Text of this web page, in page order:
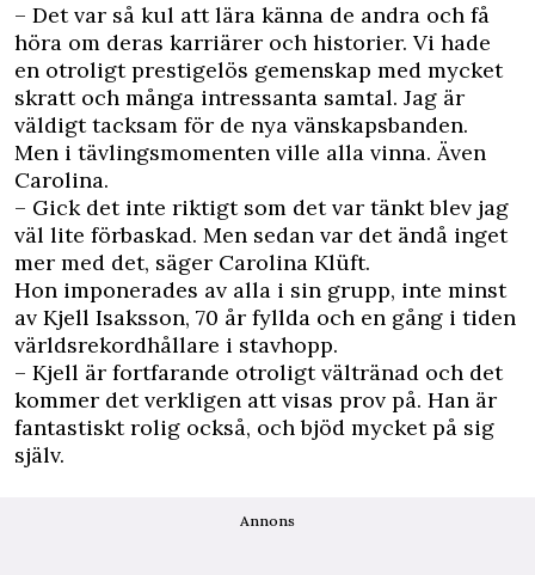
– Det var så kul att lära känna de andra och få
höra om deras karriärer och historier. Vi hade
en otroligt prestigelös gemenskap med mycket
skratt och många intressanta samtal. Jag är
väldigt tacksam för de nya vänskapsbanden.
Men i tävlingsmomenten ville alla vinna. Även
Carolina.
– Gick det inte riktigt som det var tänkt blev jag
väl lite förbaskad. Men sedan var det ändå inget
mer med det, säger Carolina Klüft.
Hon imponerades av alla i sin grupp, inte minst
av Kjell Isaksson, 70 år fyllda och en gång i tiden
världsrekordhållare i stavhopp.
– Kjell är fortfarande otroligt vältränad och det
kommer det verkligen att visas prov på. Han är
fantastiskt rolig också, och bjöd mycket på sig
själv.
Annons